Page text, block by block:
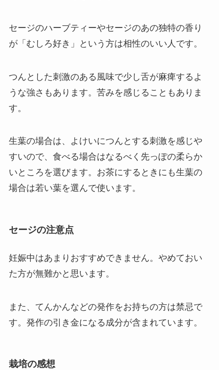
セージのハーブティーやセージのあの独特の香り
が「むしろ好き」という方は相性のいい人です。
つんとした刺激のある風味で少し舌が麻痺するよ
うな強さもあります。苦みを感じることもありま
す。
生葉の場合は、よけいにつんとする刺激を感じや
すいので、食べる場合はなるべく先っぽの柔らか
いところを選びます。お茶にするときにも生葉の
場合は若い葉を選んで使います。
セージの注意点
妊娠中はあまりおすすめできません。やめておい
た方が無難かと思います。
また、てんかんなどの発作をお持ちの方は禁忌で
す。発作の引き金になる成分が含まれています。
栽培の感想